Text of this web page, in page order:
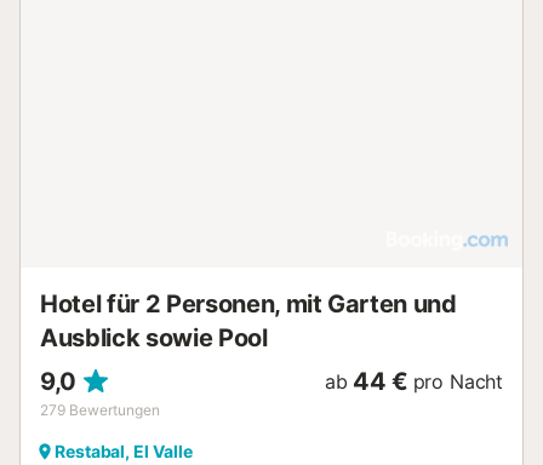
Hotel für 2 Personen, mit Garten und
Ausblick sowie Pool
9,0
279 Bewertungen
ab 44 € pro Nacht
Restabal, El Valle